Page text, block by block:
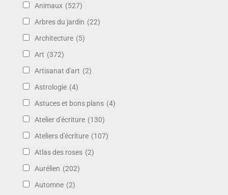
Animaux (527)
Arbres du jardin (22)
Architecture (5)
Art (372)
Artisanat d'art (2)
Astrologie (4)
Astuces et bons plans (4)
Atelier d'écriture (130)
Ateliers d'écriture (107)
Atlas des roses (2)
Aurélien (202)
Automne (2)